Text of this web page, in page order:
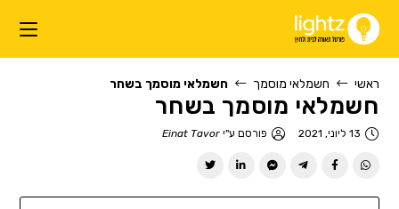
ראשי חשמלאי מוסמך חשמלאי מוסמך בשחר
חשמלאי מוסמך בשחר
13 ליוני, 2021 פורסם ע"יEinat Tavor